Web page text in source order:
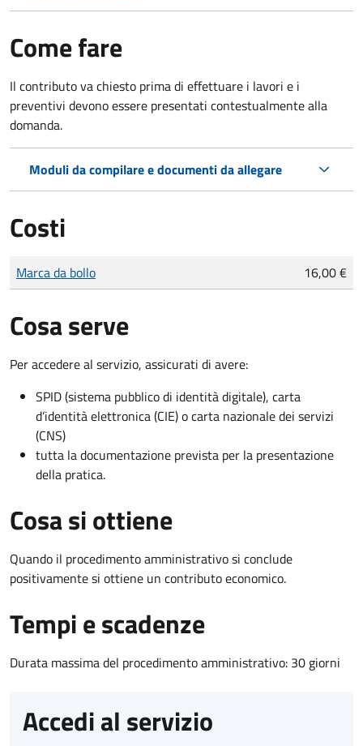
Come fare
Il contributo va chiesto prima di effettuare i lavori e i
preventivi devono essere presentati contestualmente alla
domanda.
Moduli da compilare e documenti da allegare
Costi
Tipo di pagamento
Importo
Marca da bollo 16,00 €
Cosa serve
Per accedere al servizio, assicurati di avere:
SPID (sistema pubblico di identità digitale), carta
d’identità elettronica (CIE) o carta nazionale dei servizi
(CNS)
tutta la documentazione prevista per la presentazione
della pratica.
Cosa si ottiene
Quando il procedimento amministrativo si conclude
positivamente si ottiene un contributo economico.
Tempi e scadenze
Durata massima del procedimento amministrativo: 30 giorni
Accedi al servizio